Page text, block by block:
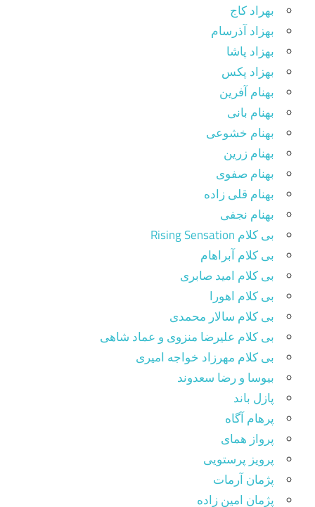
بهراد کاج
بهزاد آذرسام
بهزاد پاشا
بهزاد پکس
بهنام آفرین
بهنام بانی
بهنام خشوعی
بهنام زرین
بهنام صفوی
بهنام قلی زاده
بهنام نجفی
بی کلام Rising Sensation
بی کلام آبراهام
بی کلام امید صابری
بی کلام اهورا
بی کلام سالار محمدی
بی کلام علیرضا منزوی و عماد شاهی
بی کلام مهرزاد خواجه امیری
بیوسا و رضا سعدوند
پازل باند
پرهام آگاه
پرواز همای
پرویز پرستویی
پژمان آرمات
پژمان امین زاده